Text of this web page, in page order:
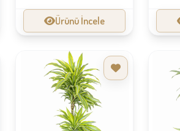
Ürünü İncele